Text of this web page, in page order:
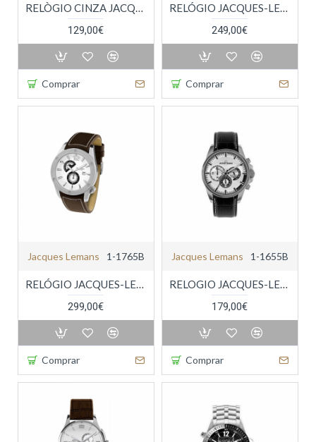
RELÒGIO CINZA JACQUES-LEMANS CHAMPIONS LEAGUE
129,00€
Comprar
RELÓGIO JACQUES-LEMANS AUTOMÁTICO
249,00€
Comprar
Jacques Lemans 1-1765B
RELÓGIO JACQUES-LEMANS AUTOMÁTICO
299,00€
Comprar
Jacques Lemans 1-1655B
RELOGIO JACQUES-LEMANS CALENDÁRIO
179,00€
Comprar